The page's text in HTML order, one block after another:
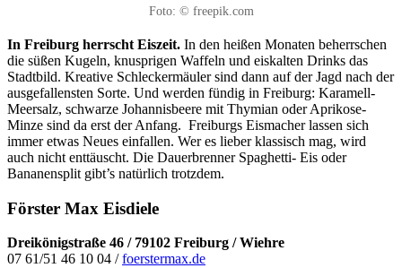
Foto: © freepik.com
In Freiburg herrscht Eiszeit. In den heißen Monaten beherrschen
die süßen Kugeln, knusprigen Waffeln und eiskalten Drinks das
Stadtbild. Kreative Schleckermäuler sind dann auf der Jagd nach der
ausgefallensten Sorte. Und werden fündig in Freiburg: Karamell-
Meersalz, schwarze Johannisbeere mit Thymian oder Aprikose-
Minze sind da erst der Anfang. Freiburgs Eismacher lassen sich
immer etwas Neues einfallen. Wer es lieber klassisch mag, wird
auch nicht enttäuscht. Die Dauerbrenner Spaghetti- Eis oder
Bananensplit gibt’s natürlich trotzdem.
Förster Max Eisdiele
Dreikönigstraße 46 / 79102 Freiburg / Wiehre
07 61/51 46 10 04 /foerstermax.de